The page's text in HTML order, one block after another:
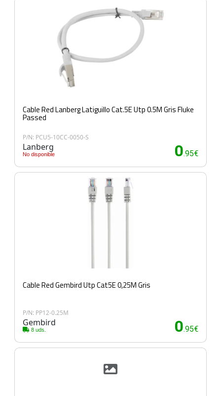
Cable Red Lanberg Latiguillo Cat.5E Utp 0.5M Gris Fluke
Passed
P/N: PCU5-10CC-0050-S
Lanberg
No disponible 0.95€
Cable Red Gembird Utp Cat5E 0,25M Gris
P/N: PP12-0.25M
Gembird
8 uds. 0.95€